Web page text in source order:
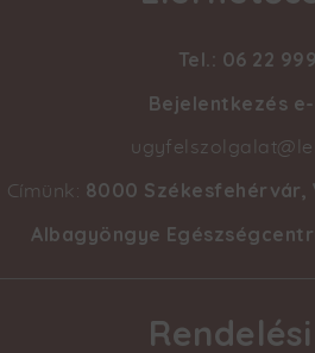
Tel.: 06 22
Bejelentkezés
Címünk: 8000 Székesfehérvár,
Albagyöngye